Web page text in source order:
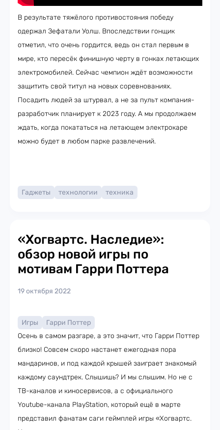
В результате тяжёлого противостояния победу
одержал Зефатали Уолш. Впоследствии гонщик
отметил, что очень гордится, ведь он стал первым в
мире, кто пересёк финишную черту в гонках летающих
электромобилей. Сейчас чемпион ждёт возможности
защитить свой титул на новых соревнованиях.
Посадить людей за штурвал, а не за пульт компания-
разработчик планирует к 2023 году. А мы продолжаем
ждать, когда покататься на летающем электрокаре
можно будет в любом парке развлечений.
Гаджеты технологии техника
«Хогвартс. Наследие»:
обзор новой игры по
мотивам Гарри Поттера
19 октября 2022
Игры
Гарри Поттер
Осень в самом разгаре, а это значит, что Гарри Поттер
близко! Совсем скоро настанет ежегодная пора
мандаринов, и под каждой крышей заиграет знакомый
каждому саундтрек. Слышишь? И мы слышим. Но не с
ТВ-каналов и киносервисов, а с официального
Youtube-канала PlayStation, который ещё в марте
представил фанатам саги геймплей игры «Хогвартс.